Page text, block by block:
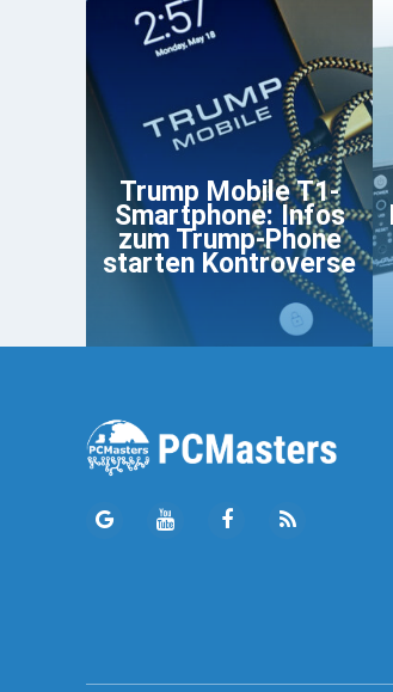
Trump Mobile T1-
Smartphone: Infos
zum Trump-Phone
starten Kontroverse